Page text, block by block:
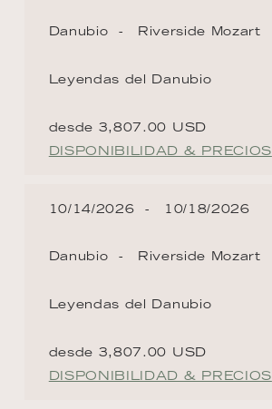
Danubio Riverside Mozart
Leyendas del Danubio
desde 3,807.00 USD
DISPONIBILIDAD & PRECIOS
10/14/2026 10/18/2026
Danubio Riverside Mozart
Leyendas del Danubio
desde 3,807.00 USD
DISPONIBILIDAD & PRECIOS